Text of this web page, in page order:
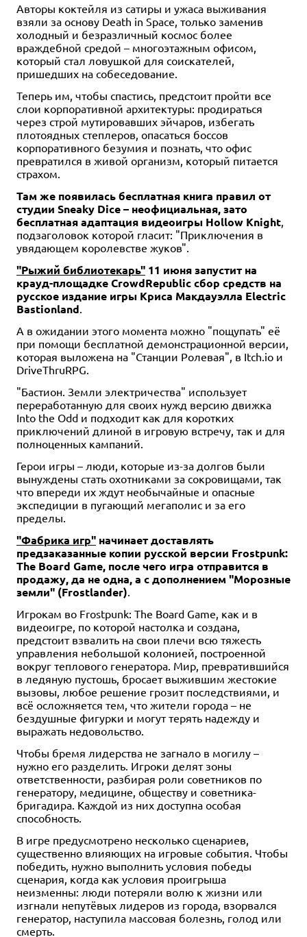
Авторы коктейля из сатиры и ужаса выживания
взяли за основу Death in Space, только заменив
холодный и безразличный космос более
враждебной средой – многоэтажным офисом,
который стал ловушкой для соискателей,
пришедших на собеседование.
Теперь им, чтобы спастись, предстоит пройти все
слои корпоративной архитектуры: продираться
через строй мутировавших эйчаров, избегать
плотоядных степлеров, опасаться боссов
корпоративного безумия и познать, что офис
превратился в живой организм, который питается
страхом.
Там же появилась бесплатная книга правил от
студии Sneaky Dice – неофициальная, зато
бесплатная адаптация видеоигры Hollow Knight
подзаголовок которой гласит: "Приключения в
увядающем королевстве жуков".
"Рыжий библиотекарь" 11 июня запустит на
крауд-площадке CrowdRepublic сбор средств на
русское издание игры Криса Макдауэлла Electric
Bastionland
А в ожидании этого момента можно "пощупать" её
при помощи бесплатной демонстрационной версии,
которая выложена на "Станции Ролевая", в Itch.io и
DriveThruRPG.
"Бастион. Земли электричества" использует
переработанную для своих нужд версию движка
Into the Odd и подходит как для коротких
приключений длиной в игровую встречу, так и для
полноценных кампаний.
Герои игры – люди, которые из-за долгов были
вынуждены стать охотниками за сокровищами, так
что впереди их ждут необычайные и опасные
экспедиции в пугающий мегаполис и за его
пределы.
"Фабрика игр" начинает доставлять
предзаказанные копии русской версии Frostpunk:
The Board Game, после чего игра отправится в
продажу, да не одна, а с дополнением "Морозные
земли" (Frostlander)
Игрокам во Frostpunk: The Board Game, как и в
видеоигре, по которой настолка и создана,
предстоит взвалить на свои плечи всю тяжесть
управления небольшой колонией, построенной
вокруг теплового генератора. Мир, превратившийся
в ледяную пустошь, бросает выжившим жестокие
вызовы, любое решение грозит последствиями, и
всё осложняется тем, что жители города – не
бездушные фигурки и могут терять надежду и
выражать недовольство.
Чтобы бремя лидерства не загнало в могилу –
нужно его разделить. Игроки делят зоны
ответственности, разбирая роли советников по
генератору, медицине, обществу и советника-
бригадира. Каждой из них доступна особая
способность.
В игре предусмотрено несколько сценариев,
существенно влияющих на игровые события. Чтобы
победить, нужно выполнить условия победы
сценария, когда как условия проигрыша
неизменны: люди потеряли волю к жизни или
изгнали непутёвых лидеров из города, взорвался
генератор, наступила массовая болезнь, голод или
смерть.